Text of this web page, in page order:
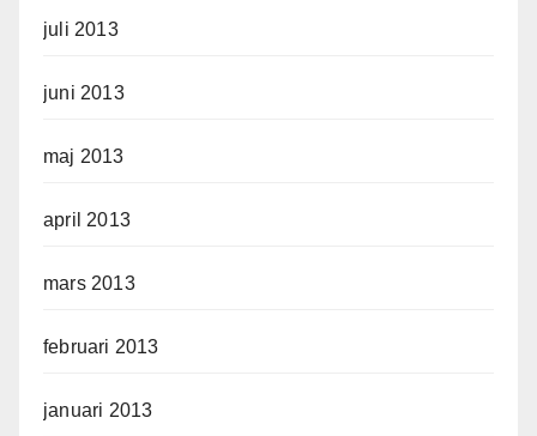
juli 2013
juni 2013
maj 2013
april 2013
mars 2013
februari 2013
januari 2013